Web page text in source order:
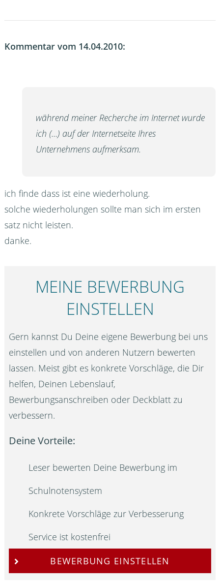
Kommentar vom 14.04.2010:
während meiner Recherche im Internet wurde
ich (...) auf der Internetseite Ihres
Unternehmens aufmerksam.
ich finde dass ist eine wiederholung.
solche wiederholungen sollte man sich im ersten
satz nicht leisten.
danke.
MEINE BEWERBUNG
EINSTELLEN
Gern kannst Du Deine eigene Bewerbung bei uns
einstellen und von anderen Nutzern bewerten
lassen. Meist gibt es konkrete Vorschläge, die Dir
helfen, Deinen Lebenslauf,
Bewerbungsanschreiben oder Deckblatt zu
verbessern.
Deine Vorteile:
Leser bewerten Deine Bewerbung im
Schulnotensystem
Konkrete Vorschläge zur Verbesserung
Service ist kostenfrei
BEWERBUNG EINSTELLEN